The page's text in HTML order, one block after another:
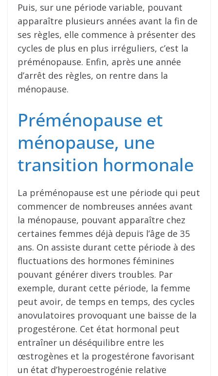
Puis, sur une période variable, pouvant
apparaître plusieurs années avant la fin de
ses règles, elle commence à présenter des
cycles de plus en plus irréguliers, c’est la
préménopause. Enfin, après une année
d’arrêt des règles, on rentre dans la
ménopause.
Préménopause et
ménopause, une
transition hormonale
La préménopause est une période qui peut
commencer de nombreuses années avant
la ménopause, pouvant apparaître chez
certaines femmes déjà depuis l’âge de 35
ans. On assiste durant cette période à des
fluctuations des hormones féminines
pouvant générer divers troubles. Par
exemple, durant cette période, la femme
peut avoir, de temps en temps, des cycles
anovulatoires provoquant une baisse de la
progestérone. Cet état hormonal peut
entraîner un déséquilibre entre les
œstrogènes et la progestérone favorisant
un état d’hyperoestrogénie relative